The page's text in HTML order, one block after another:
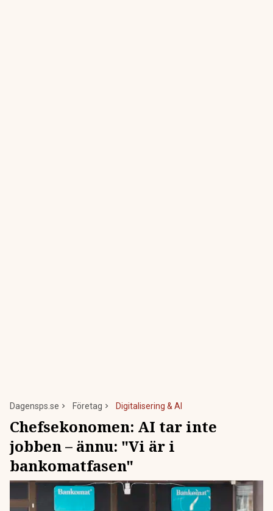
Dagensps.se Företag Digitalisering & AI
Chefsekonomen: AI tar inte
jobben – ännu: "Vi är i
bankomatfasen"